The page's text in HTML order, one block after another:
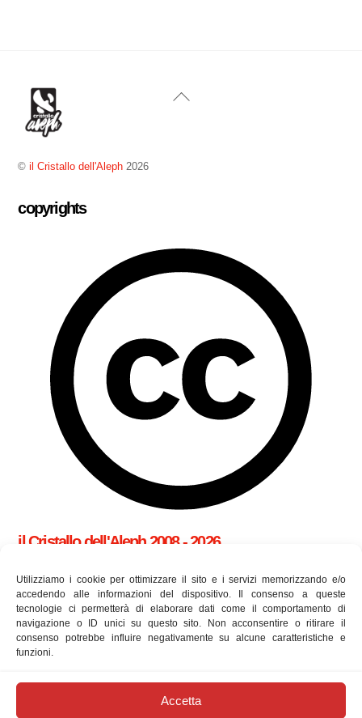
Utilizziamo i cookie per ottimizzare il sito e i servizi memorizzando e/o
accedendo alle informazioni del dispositivo. Il consenso a queste
tecnologie ci permetterà di elaborare dati come il comportamento di
navigazione o ID unici su questo sito. Non acconsentire o ritirare il
consenso potrebbe influire negativamente su alcune caratteristiche e
funzioni.
Accetta
Back
©il Cristallo dell'Aleph 2026
copyrights
il Cristallo dell'Aleph 2008 - 2026
cookie policy (UE)
Utilizziamo i cookie per essere sicuri che tu possa avere la
migliore esperienza sul nostro sito. Se continui ad utilizzare